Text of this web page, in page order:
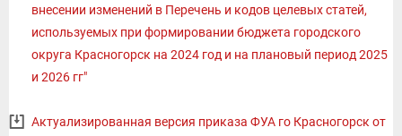
внесении изменений в Перечень и кодов целевых статей,
используемых при формировании бюджета городского
округа Красногорск на 2024 год и на плановый период 2025
и 2026 гг"
Актуализированная версия приказа ФУА го Красногорск от